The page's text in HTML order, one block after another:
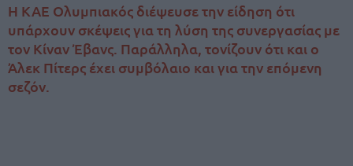
Η ΚΑΕ Ολυμπιακός διέψευσε την είδηση ότι
υπάρχουν σκέψεις για τη λύση της συνεργασίας με
τον Κίναν Έβανς. Παράλληλα, τονίζουν ότι και ο
Άλεκ Πίτερς έχει συμβόλαιο και για την επόμενη
σεζόν.